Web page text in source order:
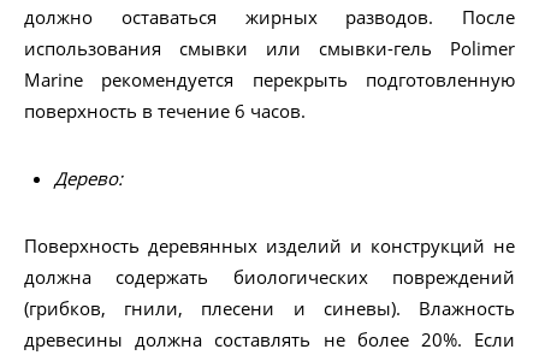
должно оставаться жирных разводов. После
использования смывки или смывки-гель Polimer
Marine рекомендуется перекрыть подготовленную
поверхность в течение 6 часов.
Дерево:
Поверхность деревянных изделий и конструкций не
должна содержать биологических повреждений
(грибков, гнили, плесени и синевы). Влажность
древесины должна составлять не более 20%. Если